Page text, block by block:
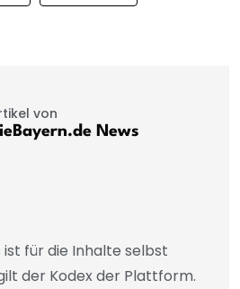
von
News
ist für die Inhalte selbst
der Kodex der Plattform.